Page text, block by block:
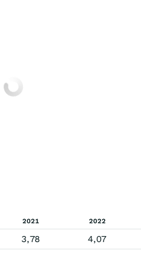
2021 2022
3,78 4,07